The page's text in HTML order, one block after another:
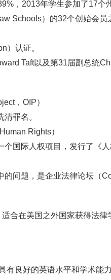
，2013年学生参加了17个
Schools）的32个创始会员
）认证。
Taft以及第31届副总统
，OIP）
罪名。
Rights）
国际人权项目，发行了《人
问题，是企业法律论坛（
合在美国之外国家获得法
有良好的英语水平和学术能力